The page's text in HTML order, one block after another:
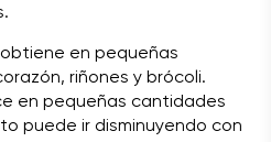
en pequeñas
riñones y brócoli.
en pequeñas cantidades
puede ir disminuyendo con